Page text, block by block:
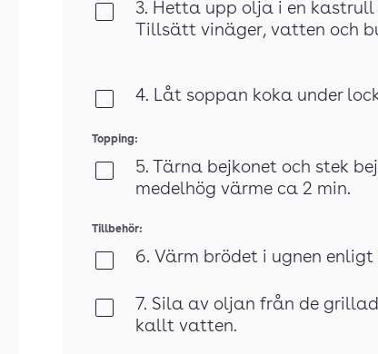
3. Hetta upp olja i en
Tillsätt vinäger, vatten och
4. Låt soppan koka under
Topping:
5. Tärna bejkonet och stek
medelhög värme ca 2 min.
Tillbehör:
6. Värm brödet i ugnen
7. Sila av oljan från de
kallt vatten.